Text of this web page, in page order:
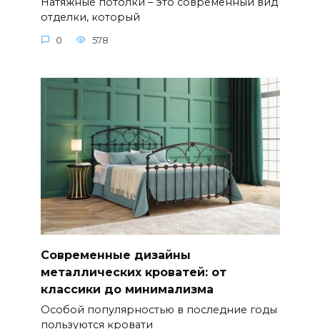
отделки, который
0 578
Современные дизайны
металлических кроватей: от
классики до минимализма
Особой популярностью в последние годы
пользуются кровати